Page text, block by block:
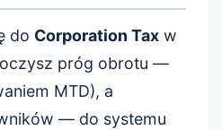
do Corporation Tax w
próg obrotu —
MTD), a
— do systemu